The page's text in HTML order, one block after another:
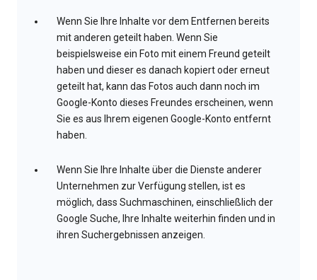
Wenn Sie Ihre Inhalte vor dem Entfernen bereits
mit anderen geteilt haben. Wenn Sie
beispielsweise ein Foto mit einem Freund geteilt
haben und dieser es danach kopiert oder erneut
geteilt hat, kann das Fotos auch dann noch im
Google-Konto dieses Freundes erscheinen, wenn
Sie es aus Ihrem eigenen Google-Konto entfernt
haben.
Wenn Sie Ihre Inhalte über die Dienste anderer
Unternehmen zur Verfügung stellen, ist es
möglich, dass Suchmaschinen, einschließlich der
Google Suche, Ihre Inhalte weiterhin finden und in
ihren Suchergebnissen anzeigen.